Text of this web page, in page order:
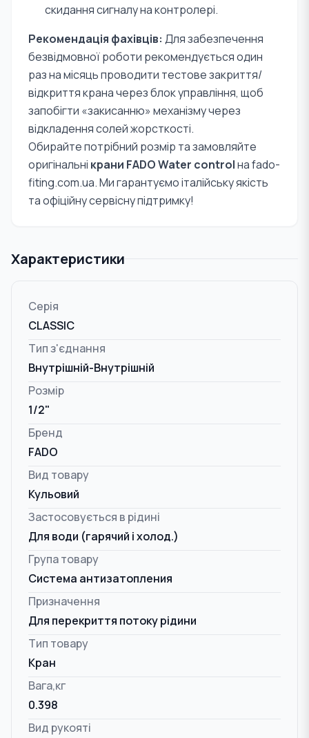
скидання сигналу на контролері.
Рекомендація фахівців: Для забезпечення
безвідмовної роботи рекомендується один
раз на місяць проводити тестове закриття/
відкриття крана через блок управління, щоб
запобігти «закисанню» механізму через
відкладення солей жорсткості.
Обирайте потрібний розмір та замовляйте
оригінальні крани FADO Water controlна fado-
fiting.com.ua. Ми гарантуємо італійську якість
та офіційну сервісну підтримку!
Характеристики
Серія
CLASSIC
Тип з'єднання
Внутрішній-Внутрішній
Розмір
1/2"
Бренд
FADO
Вид товару
Кульовий
Застосовується в рідині
Для води (гарячий і холод.)
Група товару
Система антизатопления
Призначення
Для перекриття потоку рідини
Тип товару
Кран
Вага,кг
0.398
Вид рукояті